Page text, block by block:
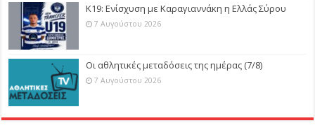
Κ19: Ενίσχυση με Καραγιαννάκη η Ελλάς Σύρου
7 Αυγούστου 2026
Οι αθλητικές μεταδόσεις της ημέρας (7/8)
7 Αυγούστου 2026